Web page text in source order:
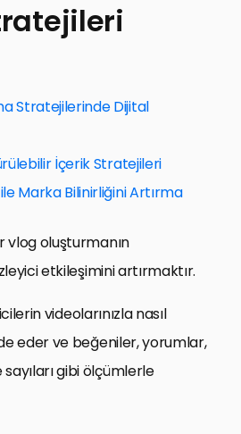
Stratejilerinde Dijital
İçerik Stratejileri
Marka Bilinirliğini Artırma
vlog oluşturmanın
etkileşimini artırmaktır.
videolarınızla nasıl
eder ve beğeniler, yorumlar,
gibi ölçümlerle